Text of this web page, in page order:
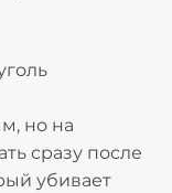
но на
сразу после
убивает